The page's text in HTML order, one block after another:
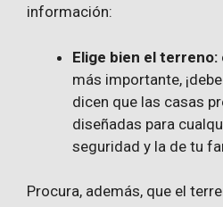
información:
Elige bien el terreno:
más importante,
dicen que las casas
diseñadas para
seguridad y la de tu
Procura, además, que el